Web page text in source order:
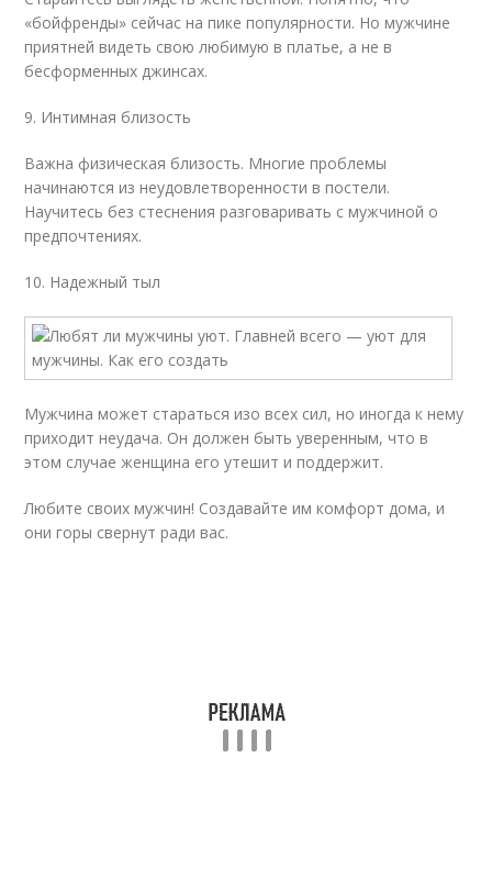
«бойфренды» сейчас на пике популярности. Но мужчине
приятней видеть свою любимую в платье, а не в
бесформенных джинсах.
9. Интимная близость
Важна физическая близость. Многие проблемы
начинаются из неудовлетворенности в постели.
Научитесь без стеснения разговаривать с мужчиной о
предпочтениях.
10. Надежный тыл
Мужчина может стараться изо всех сил, но иногда к нему
приходит неудача. Он должен быть уверенным, что в
этом случае женщина его утешит и поддержит.
Любите своих мужчин! Создавайте им комфорт дома, и
они горы свернут ради вас.